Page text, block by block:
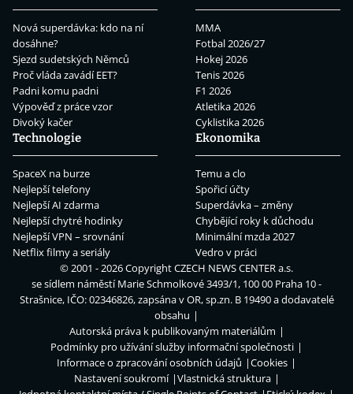
Nová superdávka: kdo na ní
dosáhne?
Sjezd sudetských Němců
Proč vláda zavádí EET?
Padni komu padni
Výpověď z práce vzor
Divoký kačer
MMA
Fotbal 2026/27
Hokej 2026
Tenis 2026
F1 2026
Atletika 2026
Cyklistika 2026
Technologie
SpaceX na burze
Nejlepší telefony
Nejlepší AI zdarma
Nejlepší chytré hodinky
Nejlepší VPN – srovnání
Netflix filmy a seriály
Ekonomika
Temu a clo
Spořicí účty
Superdávka – změny
Chybějící roky k důchodu
Minimální mzda 2027
Vedro v práci
© 2001 - 2026 CopyrightCZECH NEWS CENTER a.s.
se sídlem náměstí Marie Schmolkové 3493/1, 100 00 Praha 10 -
Strašnice, IČO: 02346826, zapsána v OR, sp.zn. B 19490 a dodavatelé
obsahu
Autorská práva k publikovaným materiálům
Podmínky pro užívání služby informační společnosti
Informace o zpracování osobních údajů
Cookies
Nastavení soukromí
Vlastnická struktura